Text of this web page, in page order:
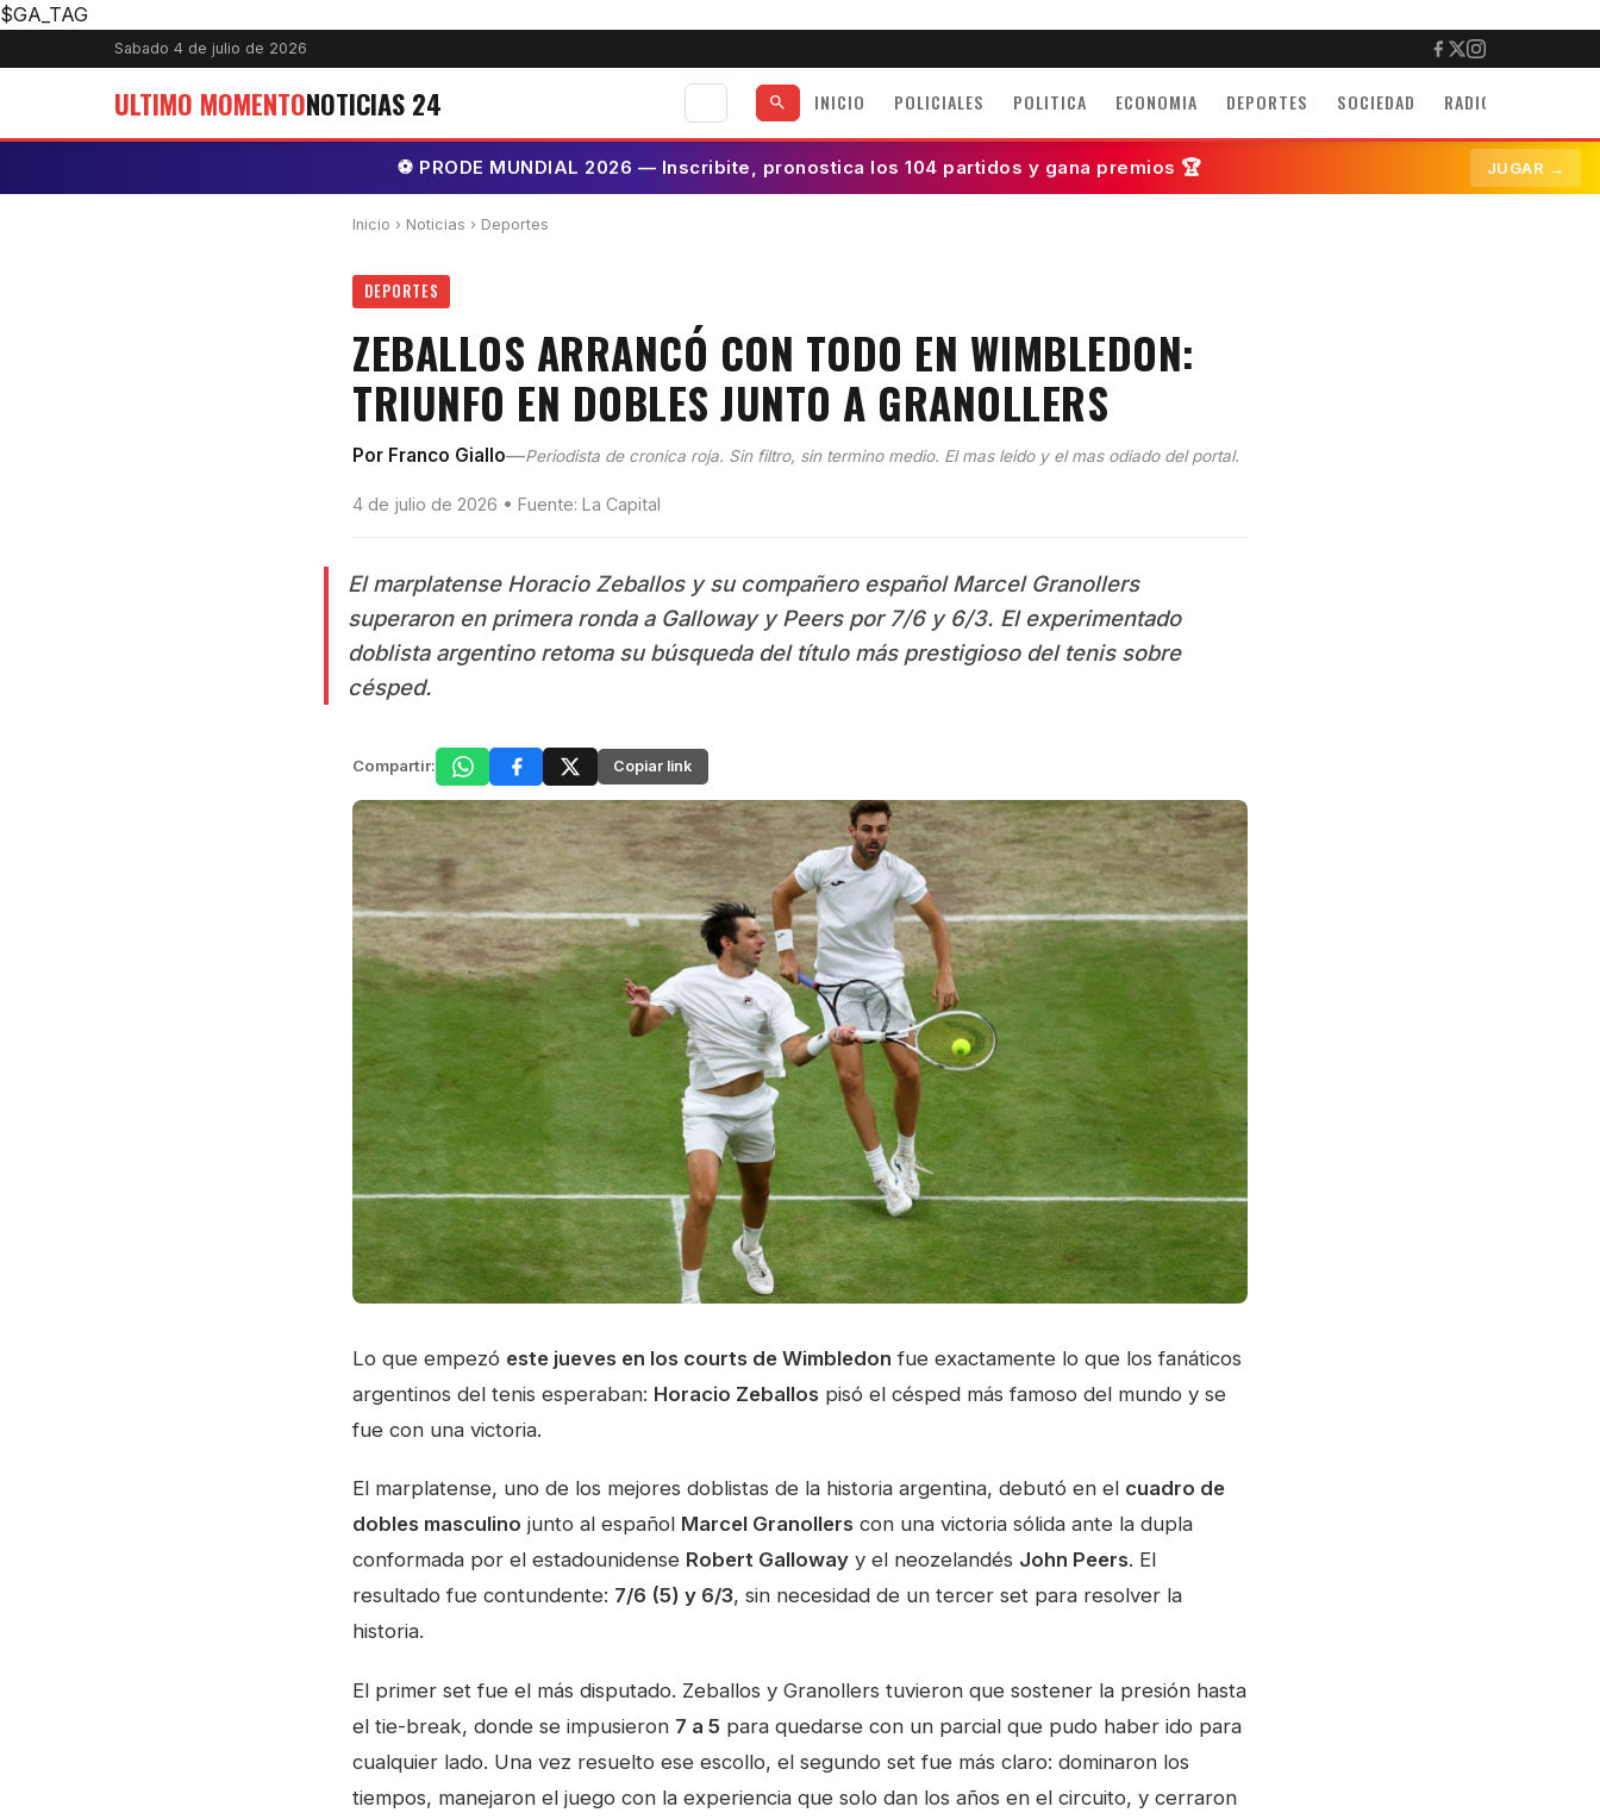
$GA_TAG
Sabado 4 de julio de 2026
ULTIMO MOMENTONOTICIAS 24 INICIO POLICIALES POLITICA ECONOMIA DEPORTES SOCIEDAD RADIO
⚽ PRODE MUNDIAL 2026 — Inscribite, pronostica los 104 partidos y gana premios 🏆 JUGAR →
Inicio › Noticias › Deportes
DEPORTES
ZEBALLOS ARRANCÓ CON TODO EN WIMBLEDON:
TRIUNFO EN DOBLES JUNTO A GRANOLLERS
Por Franco Giallo—Periodista de cronica roja. Sin filtro, sin termino medio. El mas leido y el mas odiado del portal.
4 de julio de 2026 • Fuente: La Capital
El marplatense Horacio Zeballos y su compañero español Marcel Granollers
superaron en primera ronda a Galloway y Peers por 7/6 y 6/3. El experimentado
doblista argentino retoma su búsqueda del título más prestigioso del tenis sobre
césped.
Compartir: Copiar link
Lo que empezó este jueves en los courts de Wimbledon fue exactamente lo que los fanáticos
argentinos del tenis esperaban: Horacio Zeballos pisó el césped más famoso del mundo y se
fue con una victoria.
El marplatense, uno de los mejores doblistas de la historia argentina, debutó en el cuadro de
dobles masculino junto al español Marcel Granollers con una victoria sólida ante la dupla
conformada por el estadounidense Robert Galloway y el neozelandés John Peers. El
resultado fue contundente: 7/6 (5) y 6/3, sin necesidad de un tercer set para resolver la
historia.
El primer set fue el más disputado. Zeballos y Granollers tuvieron que sostener la presión hasta
el tie-break, donde se impusieron 7 a 5 para quedarse con un parcial que pudo haber ido para
cualquier lado. Una vez resuelto ese escollo, el segundo set fue más claro: dominaron los
tiempos, manejaron el juego con la experiencia que solo dan los años en el circuito, y cerraron